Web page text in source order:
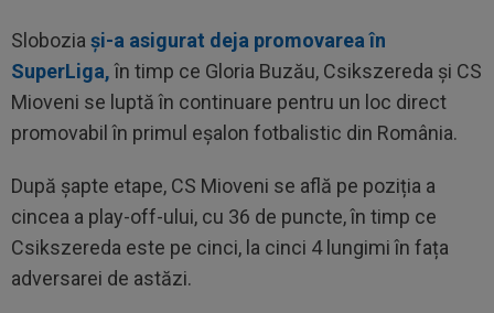
Slobozia și-a asigurat deja promovarea în
SuperLiga,în timp ce Gloria Buzău, Csikszereda și CS
Mioveni se luptă în continuare pentru un loc direct
promovabil în primul eșalon fotbalistic din România.
După șapte etape, CS Mioveni se află pe poziția a
cincea a play-off-ului, cu 36 de puncte, în timp ce
Csikszereda este pe cinci, la cinci 4 lungimi în fața
adversarei de astăzi.